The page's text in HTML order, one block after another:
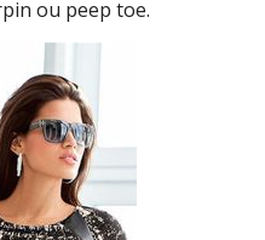
ou peep toe.